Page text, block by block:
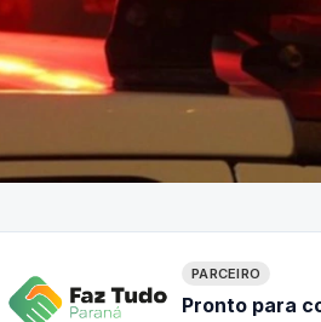
PARCEIRO
Pronto para